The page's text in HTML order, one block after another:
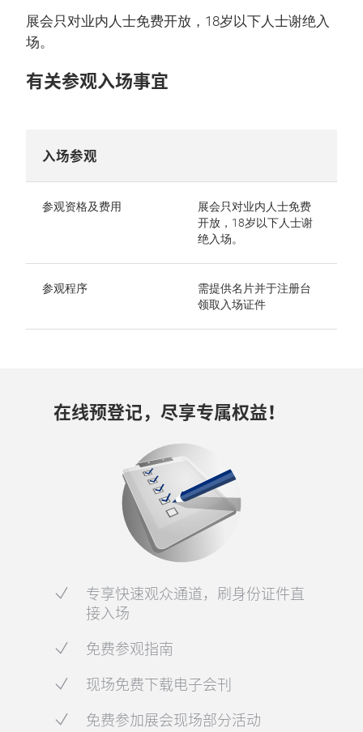
展会只对业内人士免费开放，18岁以下人士谢绝入
场。
有关参观入场事宜
入场参观
参观资格及费用
展会只对业内人士免费
开放，18岁以下人士谢
绝入场。
参观程序
需提供名片并于注册台
领取入场证件
在线预登记，尽享专属权益！
专享快速观众通道，刷身份证件直
接入场
免费参观指南
现场免费下载电子会刊
免费参加展会现场部分活动